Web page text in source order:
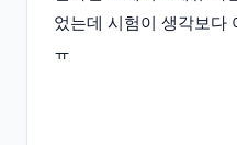
었는데 시험이 생각보다
ㅠ